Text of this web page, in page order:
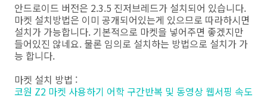
안드로이드 버전은 2.3.5 진저브레드가 설치되어 있습니다.
마켓 설치방법은 이미 공개되어있는게 있으므로 따라하시면
설치가 가능합니다. 기본적으로 마켓을 넣어주면 좋겠지만
들어있진 않네요. 물론 임의로 설치하는 방법으로 설치가 가
능 합니다.
마켓 설치 방법 :
코원 Z2 마켓 사용하기 어학 구간반복 및 동영상 웹서핑 속도